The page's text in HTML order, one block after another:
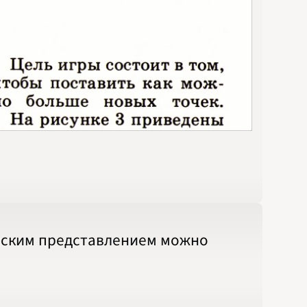
представлением можно